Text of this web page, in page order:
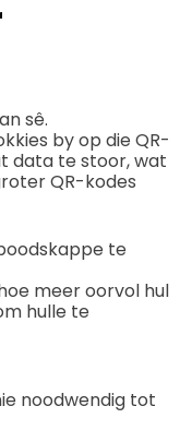
sê.
by op die QR-
data te stoor, wat
QR-kodes
te
meer oorvol hul
hulle te
noodwendig tot